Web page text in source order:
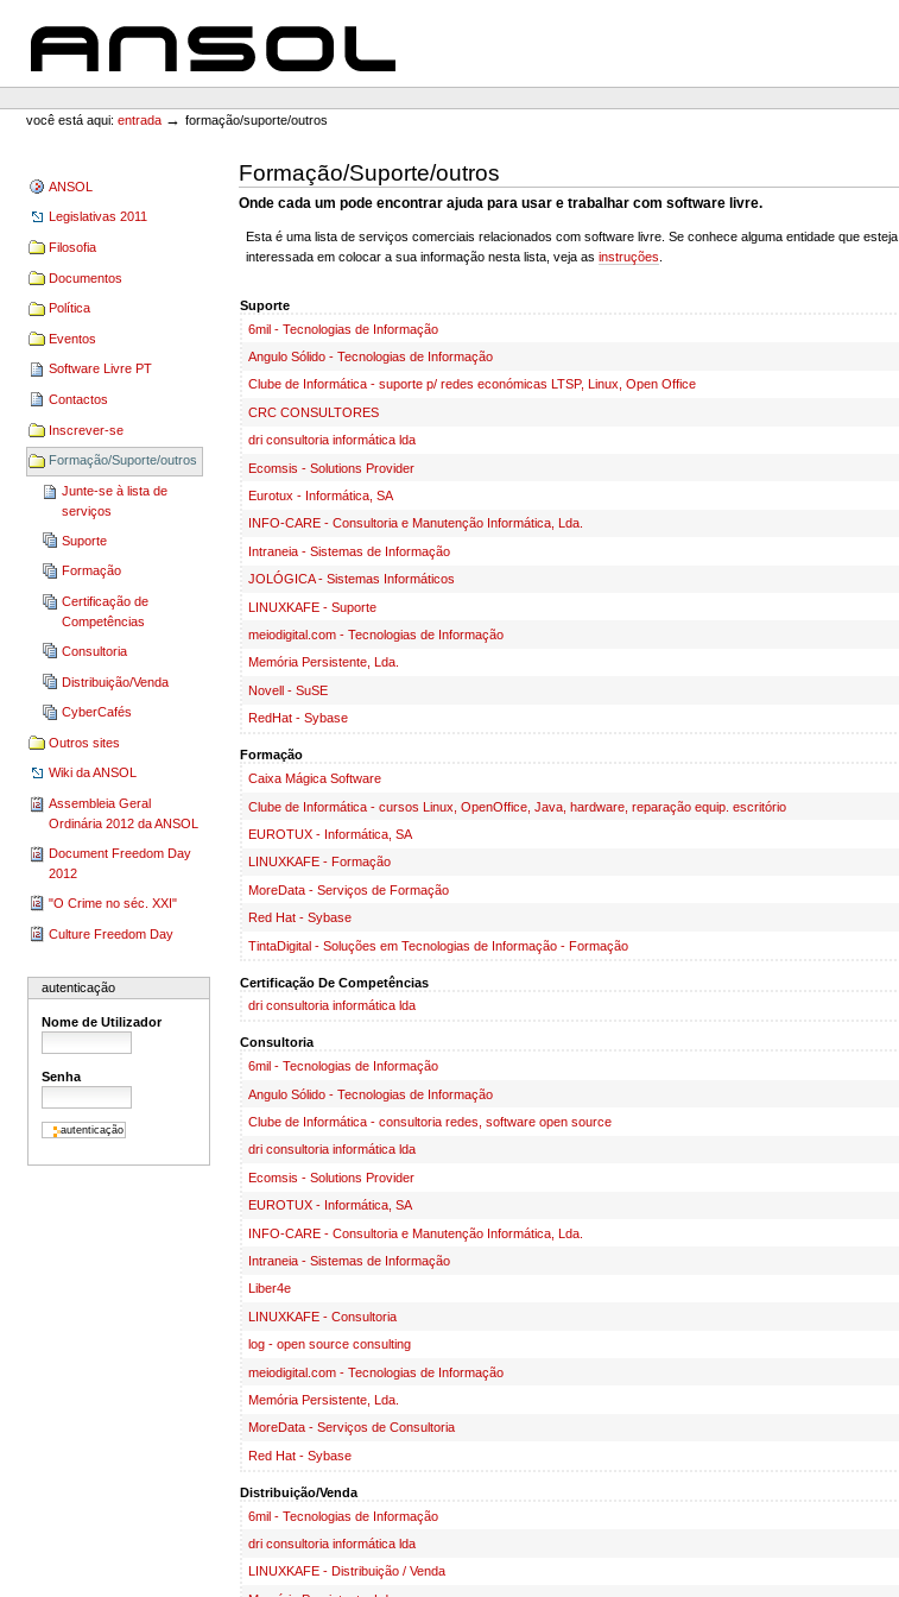
conteúdo.
navegação
ANSOL
Pessoais
você está aqui: entrada →formação/suporte/outros
ANSOL
Legislativas 2011
Filosofia
Documentos
Política
Eventos
Software Livre PT
Contactos
Inscrever-se
Formação/Suporte/outros
Junte-se à lista de
serviços
Suporte
Formação
Certificação de
Competências
Consultoria
Distribuição/Venda
CyberCafés
Outros sites
Wiki da ANSOL
Assembleia Geral
Ordinária 2012 da ANSOL
Document Freedom Day
2012
"O Crime no séc. XXI"
Culture Freedom Day
autenticação
Nome de Utilizador
Senha
Formação/Suporte/outros
Onde cada um pode encontrar ajuda para usar e trabalhar com software livre.
Esta é uma lista de serviços comerciais relacionados com software livre. Se conhece alguma entidade que esteja
interessada em colocar a sua informação nesta lista, veja asinstruções
Suporte
6mil - Tecnologias de Informação
Angulo Sólido - Tecnologias de Informação
Clube de Informática - suporte p/ redes económicas LTSP, Linux, Open Office
CRC CONSULTORES
dri consultoria informática lda
Ecomsis - Solutions Provider
Eurotux - Informática, SA
INFO-CARE - Consultoria e Manutenção Informática, Lda.
Intraneia - Sistemas de Informação
JOLÓGICA - Sistemas Informáticos
LINUXKAFE - Suporte
meiodigital.com - Tecnologias de Informação
Memória Persistente, Lda.
Novell - SuSE
RedHat - Sybase
Formação
Caixa Mágica Software
Clube de Informática - cursos Linux, OpenOffice, Java, hardware, reparação equip. escritório
EUROTUX - Informática, SA
LINUXKAFE - Formação
MoreData - Serviços de Formação
Red Hat - Sybase
TintaDigital - Soluções em Tecnologias de Informação - Formação
Certificação De Competências
dri consultoria informática lda
Consultoria
6mil - Tecnologias de Informação
Angulo Sólido - Tecnologias de Informação
Clube de Informática - consultoria redes, software open source
dri consultoria informática lda
Ecomsis - Solutions Provider
EUROTUX - Informática, SA
INFO-CARE - Consultoria e Manutenção Informática, Lda.
Intraneia - Sistemas de Informação
Liber4e
LINUXKAFE - Consultoria
log - open source consulting
meiodigital.com - Tecnologias de Informação
Memória Persistente, Lda.
MoreData - Serviços de Consultoria
Red Hat - Sybase
Distribuição/Venda
6mil - Tecnologias de Informação
dri consultoria informática lda
LINUXKAFE - Distribuição / Venda